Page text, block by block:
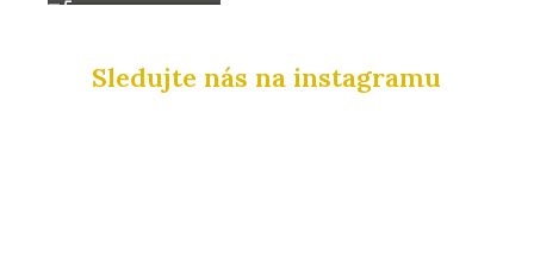
Sledujte nás na instagramu